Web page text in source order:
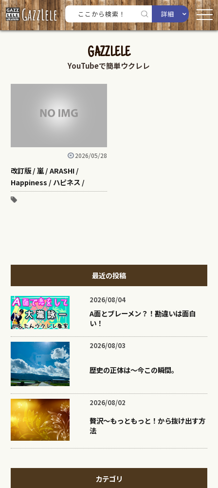
詳細
GAZZLELE
YouTubeで簡単ウクレレ
2026/05/28
改訂版 / 嵐 / ARASHI /
Happiness / ハピネス /
最近の投稿
2026/08/04
A面とブレーメン？！勘違いは面白
い！
2026/08/03
歴史の正体は〜今この瞬間。
2026/08/02
贅沢〜もっともっと！から抜け出す方
法
カテゴリ